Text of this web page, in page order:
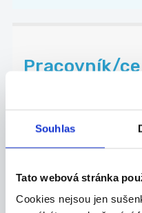
Souhlas
Tato webová stránka
Cookies nejsou jen
Pracovník/
Žďár nad